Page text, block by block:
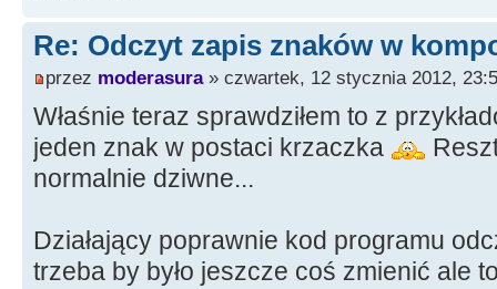
Re: Odczyt zapis znaków w
przez moderasura» czwartek, 12 stycznia 2012,
Właśnie teraz sprawdziłem to z
jeden znak w postaci krzaczka
normalnie dziwne...
Działający poprawnie kod programu
trzeba by było jeszcze coś zmienić ale